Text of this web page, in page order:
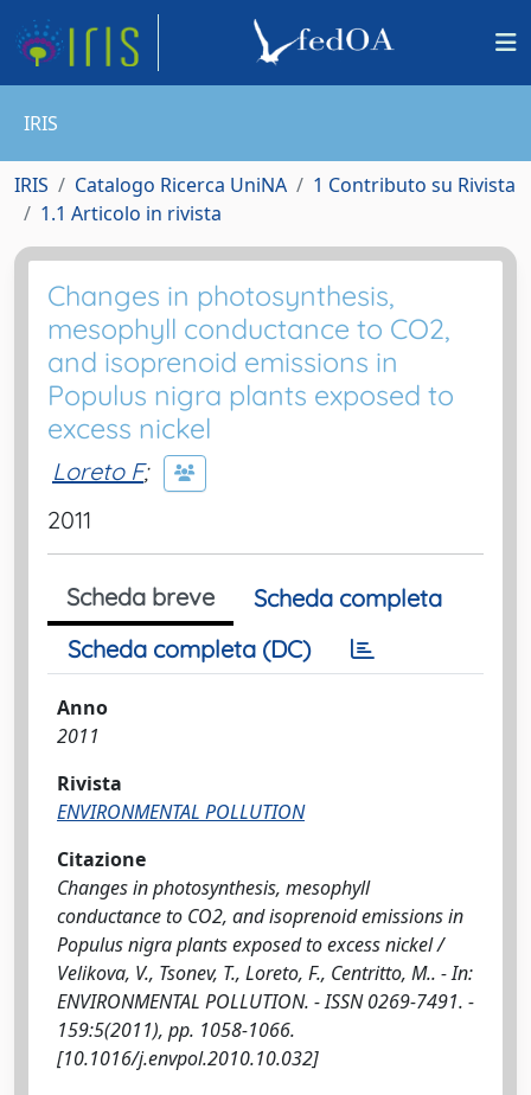
IRIS
IRIS Catalogo Ricerca UniNA
1 Contributo su Rivista
1.1 Articolo in rivista
Changes in photosynthesis,
mesophyll conductance to CO2,
and isoprenoid emissions in
Populus nigra plants exposed to
excess nickel
Loreto F;
2011
Scheda breve
Scheda completa
Scheda completa (DC)
Anno
2011
Rivista
ENVIRONMENTAL POLLUTION
Citazione
Changes in photosynthesis, mesophyll
conductance to CO2, and isoprenoid emissions in
Populus nigra plants exposed to excess nickel /
Velikova, V., Tsonev, T., Loreto, F., Centritto, M.. - In:
ENVIRONMENTAL POLLUTION. - ISSN 0269-7491. -
159:5(2011), pp. 1058-1066.
[10.1016/j.envpol.2010.10.032]